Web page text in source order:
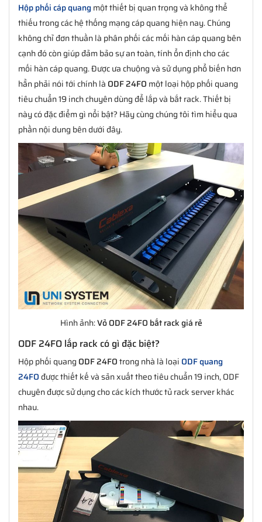
Hộp phối cáp quangmột thiết bị quan trọng và không thể
thiếu trong các hệ thống mạng cáp quang hiện nay. Chúng
không chỉ đơn thuần là phân phối các mối hàn cáp quang bên
cạnh đó còn giúp đảm bảo sự an toàn, tính ổn định cho các
mối hàn cáp quang. Được ưa chuộng và sử dụng phổ biến hơn
hẳn phải nói tới chính là ODF 24FO một loại hộp phối quang
tiêu chuẩn 19 inch chuyên dùng để lắp và bắt rack. Thiết bị
này có đặc điểm gì nổi bật? Hãy cùng chúng tôi tìm hiểu qua
phần nội dung bên dưới đây.
Hình ảnh:Vỏ ODF 24FO bắt rack giá rẻ
ODF 24FO lắp rack có gì đặc biệt?
Hộp phối quang ODF 24FOtrong nhà là loại ODF quang
24FO được thiết kế và sản xuất theo tiêu chuẩn 19 inch, ODF
chuyên được sử dụng cho các kích thước tủ rack server khác
nhau.